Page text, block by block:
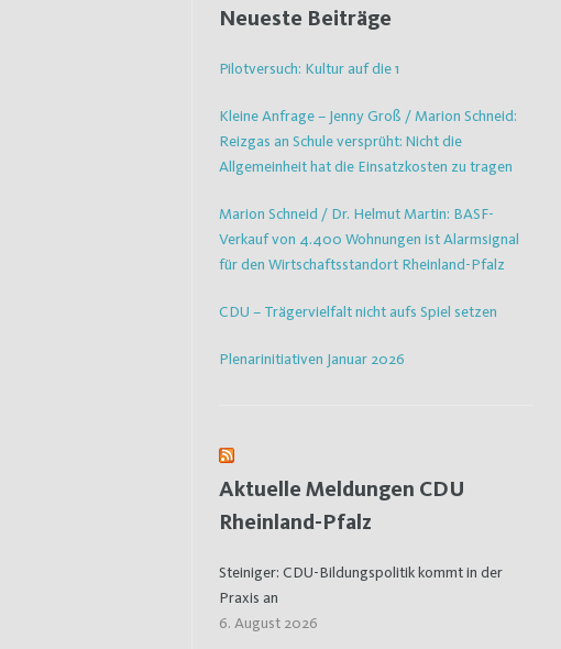
Neueste Beiträge
Pilotversuch: Kultur auf die 1
Kleine Anfrage – Jenny Groß / Marion Schneid:
Reizgas an Schule versprüht: Nicht die
Allgemeinheit hat die Einsatzkosten zu tragen
Marion Schneid / Dr. Helmut Martin: BASF-
Verkauf von 4.400 Wohnungen ist Alarmsignal
für den Wirtschaftsstandort Rheinland-Pfalz
CDU – Trägervielfalt nicht aufs Spiel setzen
Plenarinitiativen Januar 2026
Aktuelle Meldungen CDU
Rheinland-Pfalz
Steiniger: CDU-Bildungspolitik kommt in der
Praxis an
6. August 2026